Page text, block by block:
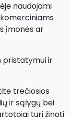
naudojami
įmonės ar
pristatymui ir
trečiosios
ir sąlygų bei
turi žinoti